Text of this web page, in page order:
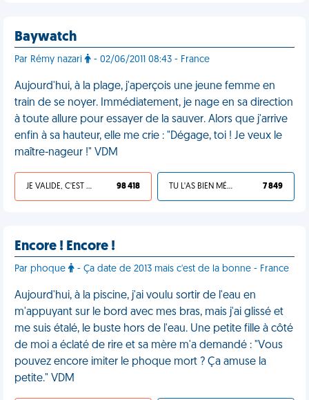
Baywatch
Par Rémy nazari - 02/06/2011 08:43 - France
Aujourd'hui, à la plage, j'aperçois une jeune femme en
train de se noyer. Immédiatement, je nage en sa direction
à toute allure pour essayer de la sauver. Alors que j'arrive
enfin à sa hauteur, elle me crie : "Dégage, toi ! Je veux le
maître-nageur !" VDM
JE VALIDE, C'EST UNE VDM 98 418 TU L'AS BIEN MÉRITÉ 7 849
Encore ! Encore !
Par phoque - Ça date de 2013 mais c'est de la bonne - France
Aujourd'hui, à la piscine, j'ai voulu sortir de l'eau en
m'appuyant sur le bord avec mes bras, mais j'ai glissé et
me suis étalé, le buste hors de l'eau. Une petite fille à côté
de moi a éclaté de rire et sa mère m'a demandé : "Vous
pouvez encore imiter le phoque mort ? Ça amuse la
petite." VDM